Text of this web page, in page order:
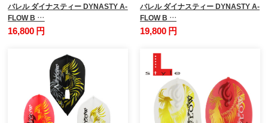
バレル ダイナスティー DYNASTY A-
FLOW B …
16,800 円
バレル ダイナスティー DYNASTY A-
FLOW B …
19,800 円